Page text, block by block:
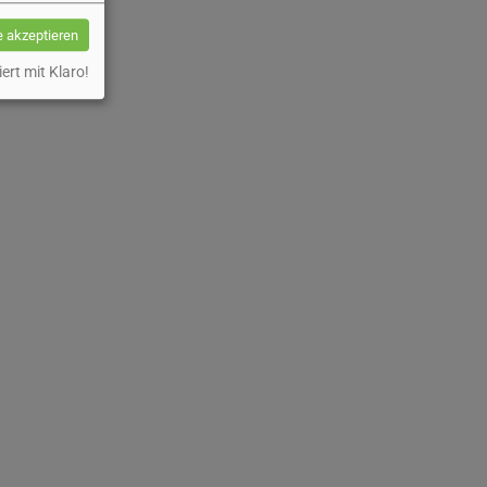
akzeptieren
mit Klaro!